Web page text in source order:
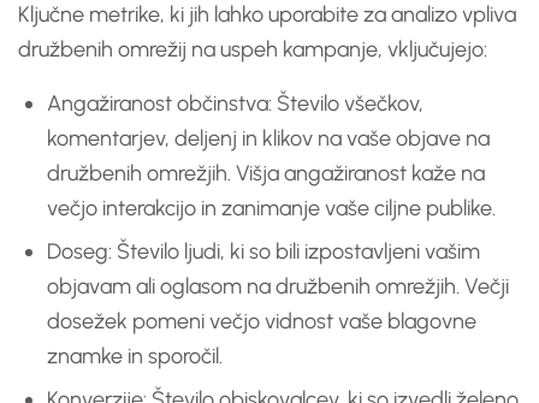
Ključne metrike, ki jih lahko uporabite za analizo vpliva
družbenih omrežij na uspeh kampanje, vključujejo:
Angažiranost občinstva: Število všečkov,
komentarjev, deljenj in klikov na vaše objave na
družbenih omrežjih. Višja angažiranost kaže na
večjo interakcijo in zanimanje vaše ciljne publike.
Doseg: Število ljudi, ki so bili izpostavljeni vašim
objavam ali oglasom na družbenih omrežjih. Večji
dosežek pomeni večjo vidnost vaše blagovne
znamke in sporočil.